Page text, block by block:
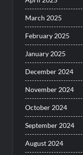
March 2025
February 2025
January 2025
December 2024
November 2024
October 2024
September 2024
August 2024